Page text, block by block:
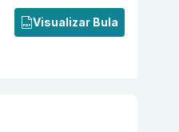
Visualizar Bula